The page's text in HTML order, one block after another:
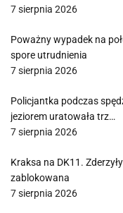
7 sierpnia 2026
Poważny wypadek na
spore utrudnienia
7 sierpnia 2026
Policjantka podczas
jeziorem uratowała trz…
7 sierpnia 2026
Kraksa na DK11.
zablokowana
7 sierpnia 2026